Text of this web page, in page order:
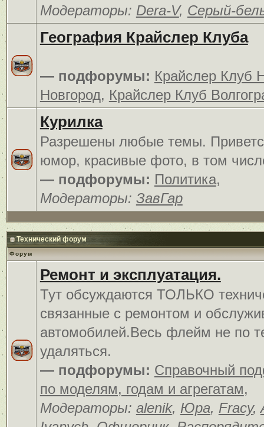
Модераторы: Dera-V, Серый-
География Крайслер Клуба
— подфорумы: Крайслер Клуб
Новгород, Крайслер Клуб
Курилка
Разрешены любые темы.
юмор, красивые фото, в том
— подфорумы: Политика,
Модераторы: ЗавГар
Технический форум
Форум
Ремонт и эксплуатация.
Тут обсуждаются ТОЛЬКО
связанные с ремонтом и
автомобилей.Весь флейм не по
удаляться.
— подфорумы: Справочный
по моделям, годам и агрегатам,
Модераторы: alenik, Юра, Fracy,